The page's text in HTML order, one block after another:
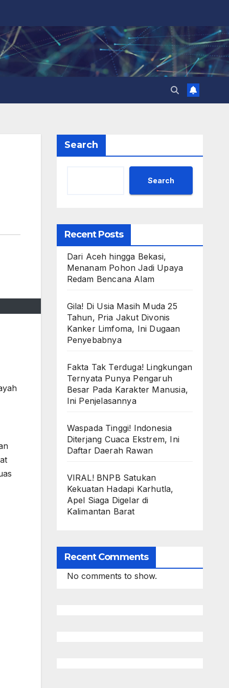
Search
Search
Recent Posts
Dari Aceh hingga Bekasi,
Menanam Pohon Jadi Upaya
Redam Bencana Alam
Gila! Di Usia Masih Muda 25
Tahun, Pria Jakut Divonis
Kanker Limfoma, Ini Dugaan
Penyebabnya
Fakta Tak Terduga! Lingkungan
Ternyata Punya Pengaruh
Besar Pada Karakter Manusia,
Ini Penjelasannya
Waspada Tinggi! Indonesia
Diterjang Cuaca Ekstrem, Ini
Daftar Daerah Rawan
VIRAL! BNPB Satukan
Kekuatan Hadapi Karhutla,
Apel Siaga Digelar di
Kalimantan Barat
Recent Comments
No comments to show.